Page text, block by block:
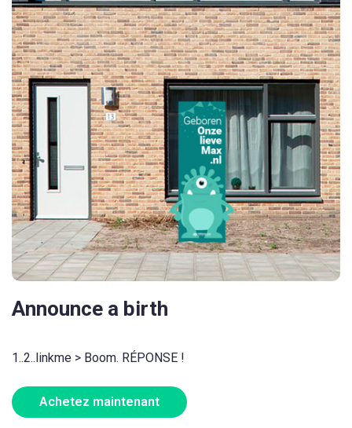
Announce a birth
1..2..linkme > Boom. RÉPONSE !
Achetez maintenant